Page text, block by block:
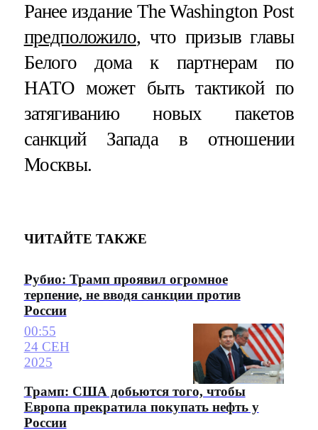
Ранее издание The Washington Post
предположило, что призыв главы
Белого дома к партнерам по
НАТО может быть тактикой по
затягиванию новых пакетов
санкций Запада в отношении
Москвы.
ЧИТАЙТЕ ТАКЖЕ
Рубио: Трамп проявил огромное
терпение, не вводя санкции против
России
00:55
24 СЕН
2025
Трамп: США добьются того, чтобы
Европа прекратила покупать нефть у
России